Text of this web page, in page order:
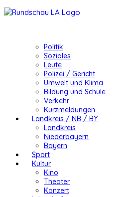
Politik
Soziales
Leute
Polizei / Gericht
Umwelt und Klima
Bildung und Schule
Verkehr
Kurzmeldungen
Landkreis / NB / BY
Landkreis
Niederbayern
Bayern
Sport
Kultur
Kino
Theater
Konzert